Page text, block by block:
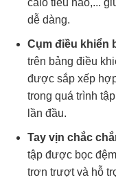
dễ dàng.
Cụm điều khiển
trên bảng điều
được sắp xếp
trong quá trình
lần đầu.
Tay vịn chắc
tập được bọc
trơn trượt và hỗ